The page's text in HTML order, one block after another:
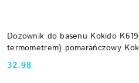
Dozownik do basenu Kokido
termometrem) pomarańczowy
Cena:
32.98